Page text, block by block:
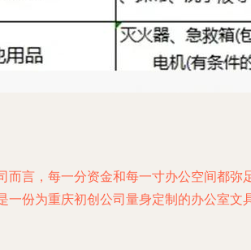
言，每一分资金和每一寸办公空间都
份为重庆初创公司量身定制的办公室文